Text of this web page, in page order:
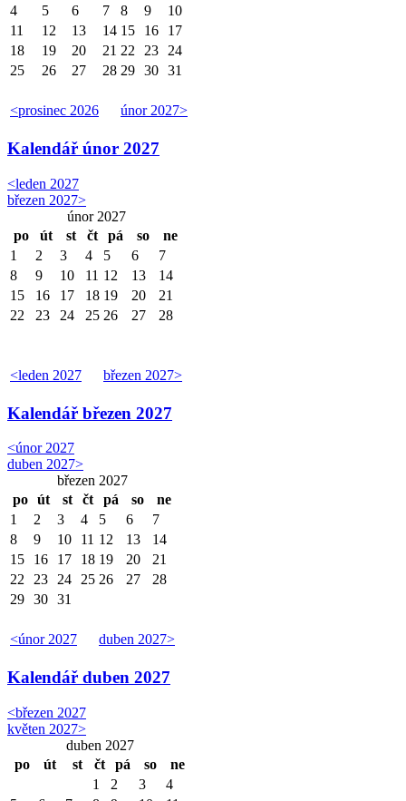
<prosinec 2026 únor 2027>
4
5 6 7 8 9
10
11
12 13 14 15 16
17
18
19 20 21 22 23 24
25
26 27 28 29 30 31
Kalendář únor 2027
<leden 2027
březen 2027>
únor 2027
po
út st čt pá so ne
<leden 2027 březen 2027>
1 2 3 4 5 6
7
8
9 10 11 12 13
14
15
16 17 18 19 20
21
22
23 24 25 26 27 28
Kalendář březen 2027
<únor 2027
duben 2027>
březen 2027
po
út st čt pá so ne
<únor 2027 duben 2027>
1 2 3 4 5 6
7
8
9 10 11 12 13
14
15
16 17 18 19 20
21
22
23 24 25 26 27
28
29 30 31
Kalendář duben 2027
<březen 2027
květen 2027>
duben 2027
po
út st čt pá so ne
1 2 3
4